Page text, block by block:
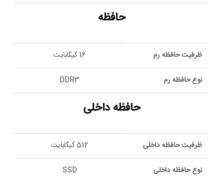
حافظه
ظرفیت حافظه رم 16 گیگابایت
نوع حافظه رم DDR3
حافظه داخلی
ظرفیت حافظه داخلی 512 گیگابایت
نوع حافظه داخلی SSD